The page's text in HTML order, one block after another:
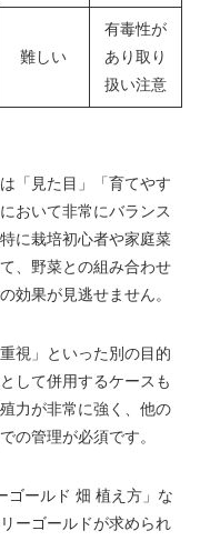
難しい
有毒性が
あり取り
扱い注意
「見た目」「育てやす
おいて非常にバランス
に栽培初心者や家庭菜
、野菜との組み合わせ
効果が見逃せません。
視」といった別の目的
して併用するケースも
力が非常に強く、他の
の管理が必須です。
ゴールド 畑 植え方」な
ーゴールドが求められ